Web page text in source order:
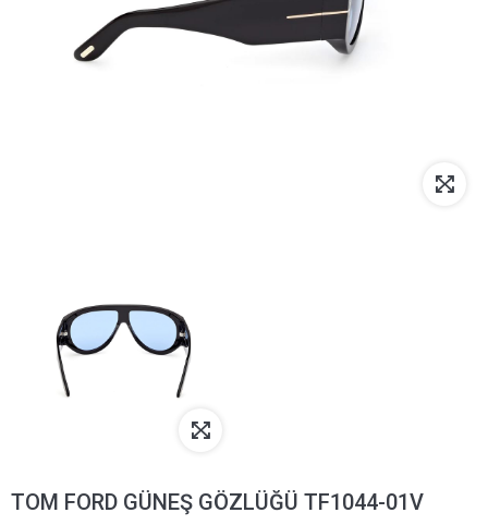
TOM FORD GÜNEŞ GÖZLÜĞÜ TF1044-01V